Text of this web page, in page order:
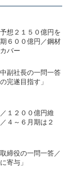
想２１５０億円を
６００億円／鋼材
バー
副社長の一問一答
完遂目指す」
１２００億円維
４～６月期は２
締役の一問一答／
寄与」